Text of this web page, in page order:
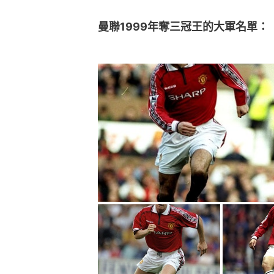
曼聯1999年奪三冠王的大軍名單：